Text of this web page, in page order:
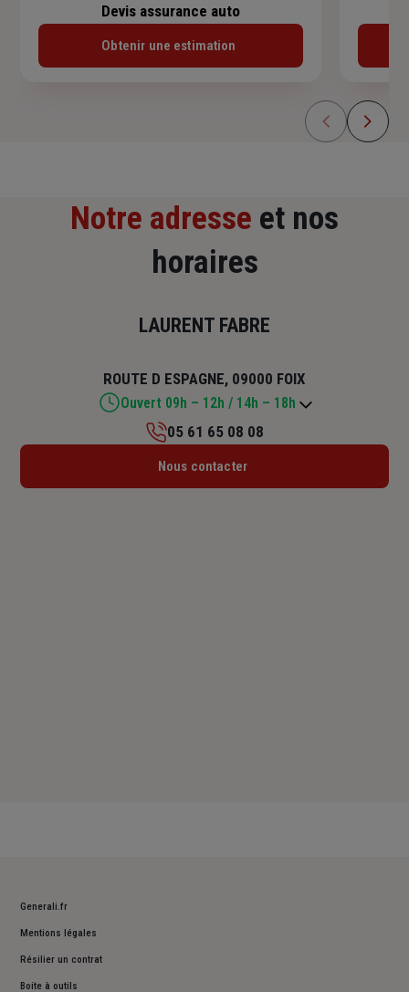
Devis assurance auto
Obtenir une estimation
Notre adresse et nos
horaires
LAURENT FABRE
ROUTE D ESPAGNE, 09000 FOIX
Ouvert 09h – 12h / 14h – 18h
Lundi : 09h – 12h / 14h – 18h
05 61 65 08 08
Nous contacter
Generali.fr
Mentions légales
Résilier un contrat
Boite à outils